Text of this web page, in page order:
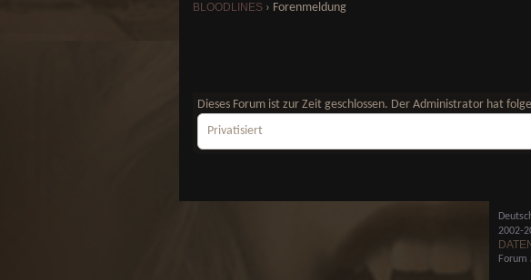
BLOODLINES › Forenmeldung
Dieses Forum ist zur Zeit geschlossen. Der Administrator hat
Privatisiert
2002-
Forum